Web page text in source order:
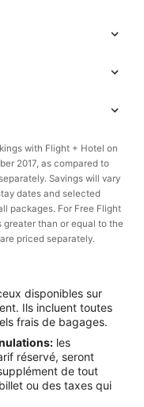
with Flight + Hotel on
2017, as compared to
Savings will vary
dates and selected
packages. For Free Flight
greater than or equal to the
priced separately.
disponibles sur
Ils incluent toutes
frais de bagages.
les
réservé, seront
de tout
ou des taxes qui